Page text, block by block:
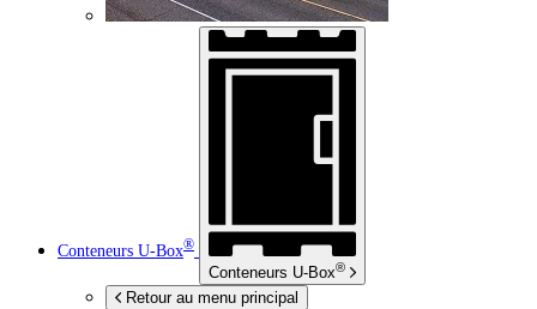
Conteneurs U-Box®
Conteneurs U-Box®
Retour au menu principal